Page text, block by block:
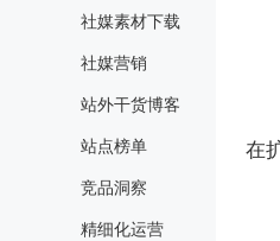
社媒素材下载
社媒营销
站外干货博客
站点榜单
竞品洞察
精细化运营
在